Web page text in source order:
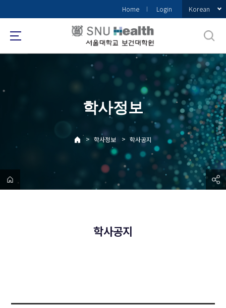
로
메
Home Login Korean
학사정보
> 학사정보 > 학사공지
학사공지